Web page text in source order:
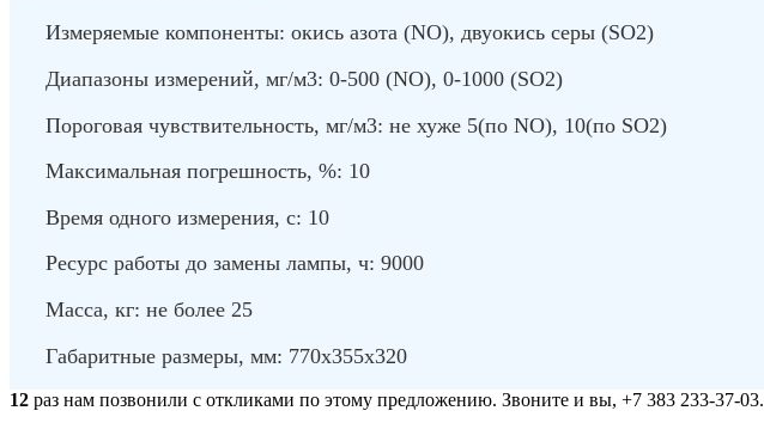
Измеряемые компоненты: окись азота (NO), двуокись серы (SO2)
Диапазоны измерений, мг/м3: 0-500 (NO), 0-1000 (SO2)
Пороговая чувствительность, мг/м3: не хуже 5(по NO), 10(по SO2)
Максимальная погрешность, %: 10
Время одного измерения, с: 10
Ресурс работы до замены лампы, ч: 9000
Масса, кг: не более 25
Габаритные размеры, мм: 770х355х320
12 раз нам позвонили с откликами по этому предложению. Звоните и вы, +7 383 233-37-03.